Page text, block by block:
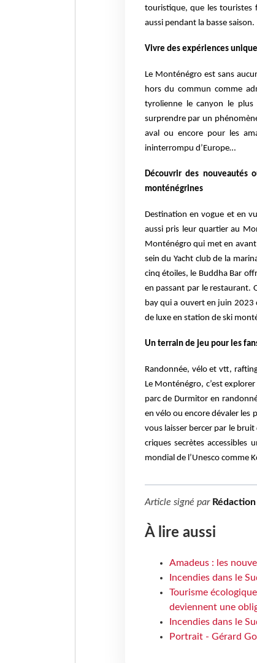
touristique, que les touristes
aussi pendant la basse saison.
Vivre des expériences
Le Monténégro est sans
hors du commun comme
tyrolienne le canyon le plus
surprendre par un
aval ou encore pour les
ininterrompu d’Europe…
Découvrir des
monténégrines
Destination en vogue et en
aussi pris leur quartier au
Monténégro qui met en
sein du Yacht club de la
cinq étoiles, le Buddha Bar
en passant par le restaurant.
bay qui a ouvert en juin 2023
de luxe en station de ski
Un terrain de jeu pour les
Randonnée, vélo et vtt,
Le Monténégro, c’est
parc de Durmitor en
en vélo ou encore dévaler les
vous laisser bercer par le
criques secrètes
mondial de l’Unesco comme
Article signé par Rédaction
À lire aussi
Amadeus : les
Incendies dans le
Tourisme
deviennent une
Incendies dans le
Portrait - Gérard